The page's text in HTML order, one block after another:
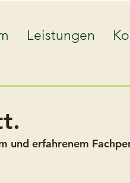
Leistungen
und erfahrenem